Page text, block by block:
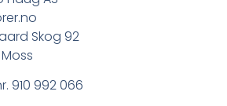
Skog 92
910 992 066